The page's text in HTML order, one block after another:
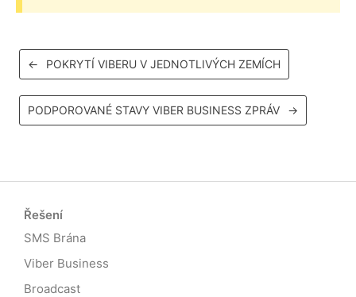
← POKRYTÍ VIBERU V JEDNOTLIVÝCH ZEMÍCH
PODPOROVANÉ STAVY VIBER BUSINESS ZPRÁV →
Řešení
SMS Brána
Viber Business
Broadcast